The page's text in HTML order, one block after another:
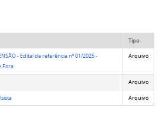
Tipo
- Edital de referência nº 01/2025 -
Fora
Arquivo
Arquivo
Arquivo